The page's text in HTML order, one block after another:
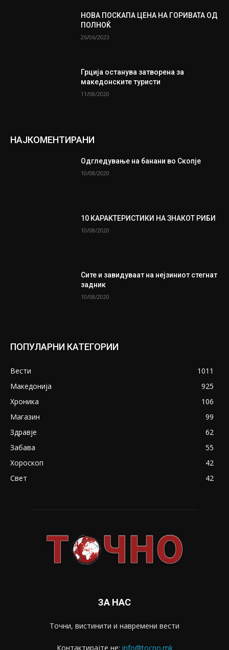
НОВА ПОСКАПА ЦЕНА НА ГОРИВАТА ОД
ПОЛНОЌ
26/06/2023
Грција останува затворена за
македонските туристи
11/08/2020
НАЈКОМЕНТИРАНИ
Одгледување на банани во Скопје
10/08/2020
10 КАРАКТЕРИСТИКИ НА ЗНАКОТ РИБИ
10/08/2020
Сите и завидуваат на нејзиниот стегнат
задник
10/08/2020
ПОПУЛАРНИ КАТЕГОРИИ
Вести
1011
Македонија
925
Хроника
106
Магазин
99
Здравје
62
Забава
55
Хороскоп
42
Свет
42
ЗА НАС
Точни, вистинити и навремени вести
Контактирајте не: info@tocno.mk